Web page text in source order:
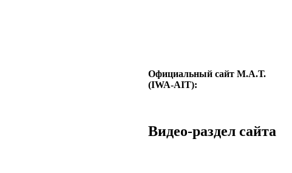
Официальный сайт М.А.Т.
(IWA-AIT):
Видео-раздел сайта